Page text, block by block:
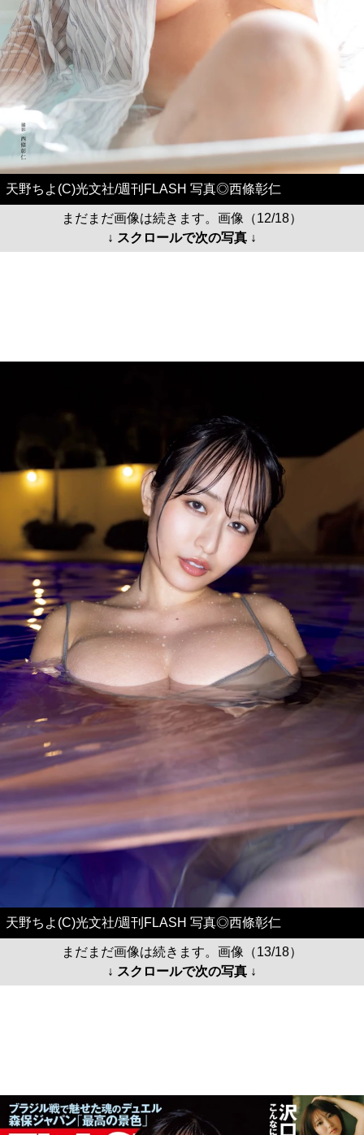
天野ちよ(C)光文社/週刊FLASH 写真◎西條彰仁
まだまだ画像は続きます。画像（12/18）
↓ スクロールで次の写真 ↓
天野ちよ(C)光文社/週刊FLASH 写真◎西條彰仁
まだまだ画像は続きます。画像（13/18）
↓ スクロールで次の写真 ↓